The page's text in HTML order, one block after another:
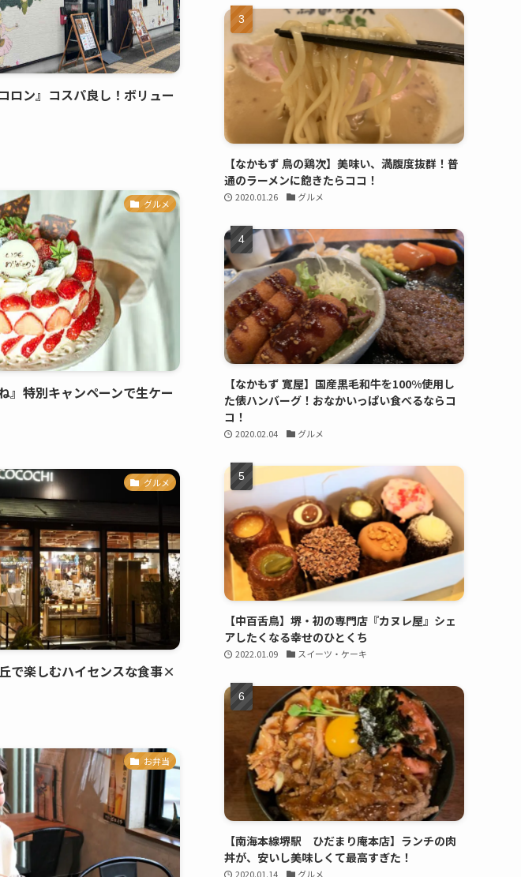
ロン』コスパ良し！ボリュー
グルメ
』特別キャンペーンで生ケー
グルメ
で楽しむハイセンスな食事×
お弁当
【なかもず 鳥の鶏次】美味い、満腹度抜群！普
通のラーメンに飽きたらココ！
2020.01.26 グルメ
【なかもず 寛屋】国産黒毛和牛を100%使用し
た俵ハンバーグ！おなかいっぱい食べるならコ
コ！
2020.02.04 グルメ
【中百舌鳥】堺・初の専門店『カヌレ屋』シェ
アしたくなる幸せのひとくち
2022.01.09 スイーツ・ケーキ
【南海本線堺駅 ひだまり庵本店】ランチの肉
丼が、安いし美味しくて最高すぎた！
2020.01.14 グルメ